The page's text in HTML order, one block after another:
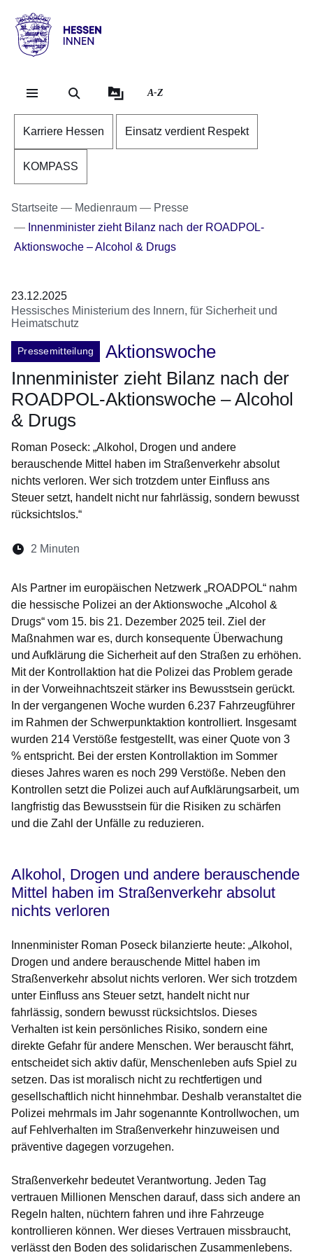
Hessen
Innen
A-Z
Karriere Hessen Einsatz verdient Respekt
KOMPASS
Startseite Medienraum
Presse
Innenminister zieht Bilanz nach der ROADPOL-
Aktionswoche – Alcohol & Drugs
23.12.2025
Hessisches Ministerium des Innern, für Sicherheit und
Heimatschutz
Pressemitteilung
Aktionswoche
Innenminister zieht Bilanz nach der
ROADPOL-Aktionswoche – Alcohol
& Drugs
Roman Poseck: „Alkohol, Drogen und andere
berauschende Mittel haben im Straßenverkehr absolut
nichts verloren. Wer sich trotzdem unter Einfluss ans
Steuer setzt, handelt nicht nur fahrlässig, sondern bewusst
rücksichtslos.“
Lesedauer:
2 Minuten
Als Partner im europäischen Netzwerk „ROADPOL“ nahm
die hessische Polizei an der Aktionswoche „Alcohol &
Drugs“ vom 15. bis 21. Dezember 2025 teil. Ziel der
Maßnahmen war es, durch konsequente Überwachung
und Aufklärung die Sicherheit auf den Straßen zu erhöhen.
Mit der Kontrollaktion hat die Polizei das Problem gerade
in der Vorweihnachtszeit stärker ins Bewusstsein gerückt.
In der vergangenen Woche wurden 6.237 Fahrzeugführer
im Rahmen der Schwerpunktaktion kontrolliert. Insgesamt
wurden 214 Verstöße festgestellt, was einer Quote von 3
% entspricht. Bei der ersten Kontrollaktion im Sommer
dieses Jahres waren es noch 299 Verstöße. Neben den
Kontrollen setzt die Polizei auch auf Aufklärungsarbeit, um
langfristig das Bewusstsein für die Risiken zu schärfen
und die Zahl der Unfälle zu reduzieren.
Alkohol, Drogen und andere berauschende
Mittel haben im Straßenverkehr absolut
nichts verloren
Innenminister Roman Poseck bilanzierte heute: „Alkohol,
Drogen und andere berauschende Mittel haben im
Straßenverkehr absolut nichts verloren. Wer sich trotzdem
unter Einfluss ans Steuer setzt, handelt nicht nur
fahrlässig, sondern bewusst rücksichtslos. Dieses
Verhalten ist kein persönliches Risiko, sondern eine
direkte Gefahr für andere Menschen. Wer berauscht fährt,
entscheidet sich aktiv dafür, Menschenleben aufs Spiel zu
setzen. Das ist moralisch nicht zu rechtfertigen und
gesellschaftlich nicht hinnehmbar. Deshalb veranstaltet die
Polizei mehrmals im Jahr sogenannte Kontrollwochen, um
auf Fehlverhalten im Straßenverkehr hinzuweisen und
präventive dagegen vorzugehen.
Straßenverkehr bedeutet Verantwortung. Jeden Tag
vertrauen Millionen Menschen darauf, dass sich andere an
Regeln halten, nüchtern fahren und ihre Fahrzeuge
kontrollieren können. Wer dieses Vertrauen missbraucht,
verlässt den Boden des solidarischen Zusammenlebens.